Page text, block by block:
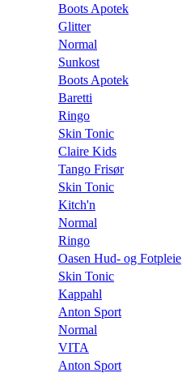
Boots Apotek
Glitter
Normal
Sunkost
Boots Apotek
Baretti
Ringo
Skin Tonic
Claire Kids
Tango Frisør
Skin Tonic
Kitch'n
Normal
Ringo
Oasen Hud- og Fotpleie
Skin Tonic
Kappahl
Anton Sport
Normal
VITA
Anton Sport